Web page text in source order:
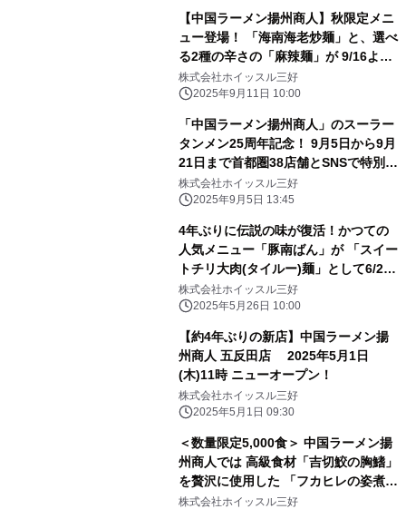
【中国ラーメン揚州商人】秋限定メニ
ュー登場！ 「海南海老炒麺」と、選べ
る2種の辛さの「麻辣麺」が 9/16より
首都圏38店舗で期間限定で販売開始
株式会社ホイッスル三好
2025年9月11日 10:00
「中国ラーメン揚州商人」のスーラー
タンメン25周年記念！ 9月5日から9月
21日まで首都圏38店舗とSNSで特別企
画を実施
株式会社ホイッスル三好
2025年9月5日 13:45
4年ぶりに伝説の味が復活！かつての
人気メニュー「豚南ばん」が 「スイー
トチリ大肉(タイルー)麺」として6/2よ
り期間限定販売
株式会社ホイッスル三好
2025年5月26日 10:00
【約4年ぶりの新店】中国ラーメン揚
州商人 五反田店 2025年5月1日
(木)11時 ニューオープン！
株式会社ホイッスル三好
2025年5月1日 09:30
＜数量限定5,000食＞ 中国ラーメン揚
州商人では 高級食材「吉切鮫の胸鰭」
を贅沢に使用した 「フカヒレの姿煮
黄金スープ麺」を3月3日(月)より販売
株式会社ホイッスル三好